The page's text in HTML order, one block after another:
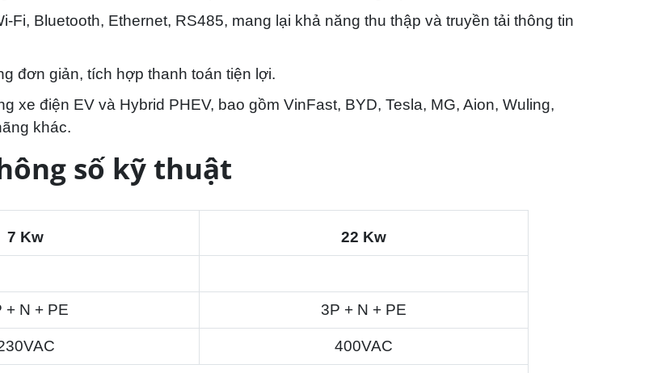
Fi, Bluetooth, Ethernet, RS485, mang lại khả năng thu thập và truyền tải thông tin
đơn giản, tích hợp thanh toán tiện lợi.
xe điện EV và Hybrid PHEV, bao gồm VinFast, BYD, Tesla, MG, Aion, Wuling,
khác.
số kỹ thuật
7 Kw 22 Kw
+ N + PE 3P + N + PE
400VAC